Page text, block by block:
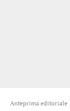
Anteprima editoriale